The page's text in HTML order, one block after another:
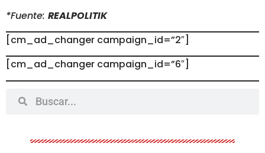
*Fuente: REALPOLITIK
[cm_ad_changer campaign_id=”2″]
[cm_ad_changer campaign_id=”6″]